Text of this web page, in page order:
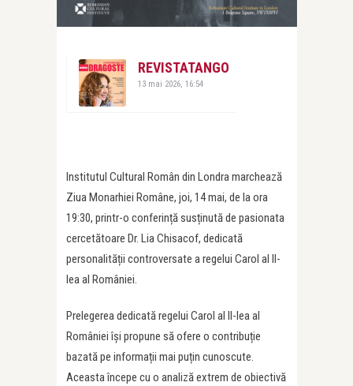
REVISTATANGO
13 mai 2026, 16:54
Institutul Cultural Român din Londra marchează
Ziua Monarhiei Române, joi, 14 mai, de la ora
19:30, printr-o conferință susținută de pasionata
cercetătoare Dr. Lia Chisacof, dedicată
personalității controversate a regelui Carol al II-
lea al României.
Prelegerea dedicată regelui Carol al II-lea al
României își propune să ofere o contribuție
bazată pe informații mai puțin cunoscute.
Aceasta începe cu o analiză extrem de obiectivă